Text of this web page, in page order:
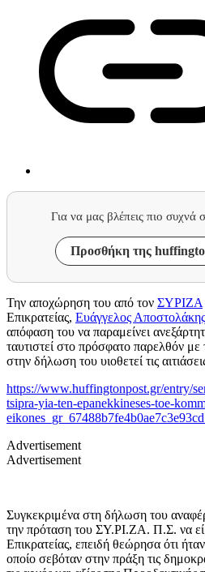
Για να μας βλέπεις πιο συχνά
Προσθήκη της
Την αποχώρηση του από τον ΣΥΡΙΖΑ
Επικρατείας, Ευάγγελος Αποστολάκης
απόφαση του να παραμείνει
ταυτιστεί στο πρόσφατο παρελθόν
στην δήλωση του υιοθετεί τις
https://www.huffingtonpost.gr/entry/
tsipra-yia-ten-epanekkineses-toe-
Advertisement
Advertisement
Συγκεκριμένα στη δήλωση του
την πρόταση του ΣΥ.ΡΙ.ΖΑ. Π.Σ. να
Επικρατείας, επειδή θεώρησα ότι
οποίο σεβόταν στην πράξη τις